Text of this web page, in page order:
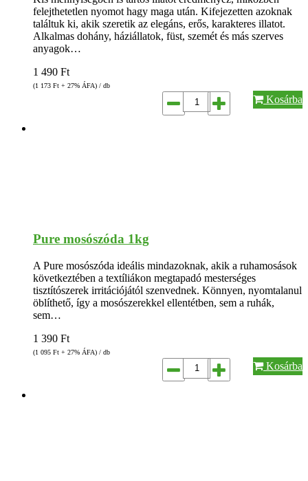
felejthetetlen nyomot hagy maga után. Kifejezetten azoknak
találtuk ki, akik szeretik az elegáns, erős, karakteres illatot.
Alkalmas dohány, háziállatok, füst, szemét és más szerves
anyagok…
1 490 Ft
(1 173 Ft + 27% ÁFA) / db
Kosárba
Pure mosószóda 1kg
A Pure mosószóda ideális mindazoknak, akik a ruhamosások
következtében a textíliákon megtapadó mesterséges
tisztítószerek irritációjától szenvednek. Könnyen, nyomtalanul
öblíthető, így a mosószerekkel ellentétben, sem a ruhák,
sem…
1 390 Ft
(1 095 Ft + 27% ÁFA) / db
Kosárba